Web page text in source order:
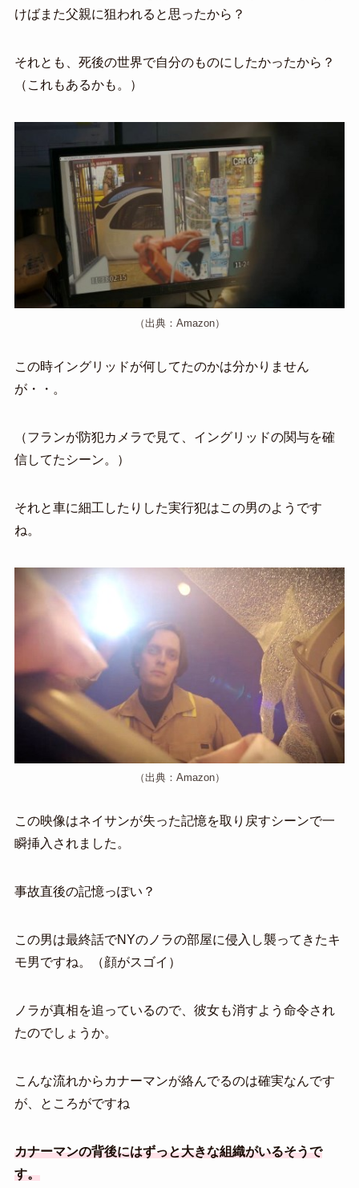
けばまた父親に狙われると思ったから？
それとも、死後の世界で自分のものにしたかったから？
（これもあるかも。）
（出典：Amazon）
この時イングリッドが何してたのかは分かりません
が・・。
（フランが防犯カメラで見て、イングリッドの関与を確
信してたシーン。）
それと車に細工したりした実行犯はこの男のようです
ね。
（出典：Amazon）
この映像はネイサンが失った記憶を取り戻すシーンで一
瞬挿入されました。
事故直後の記憶っぽい？
この男は最終話でNYのノラの部屋に侵入し襲ってきたキ
モ男ですね。（顔がスゴイ）
ノラが真相を追っているので、彼女も消すよう命令され
たのでしょうか。
こんな流れからカナーマンが絡んでるのは確実なんです
が、ところがですね
カナーマンの背後にはずっと大きな組織がいるそうで
す。